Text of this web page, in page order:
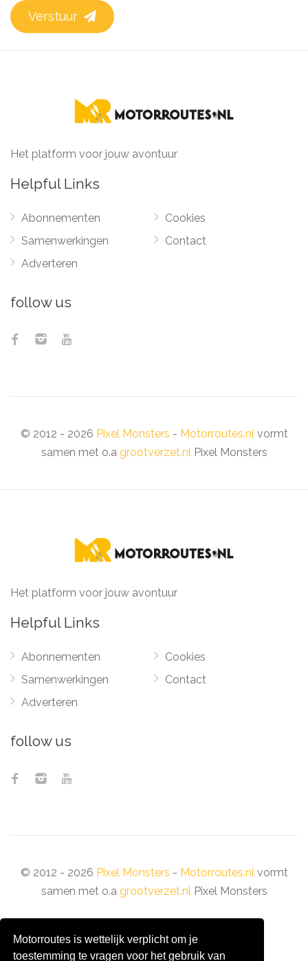
Motorroutes is wettelijk verplicht om je
toestemming te vragen voor het gebruik van
Verstuur
Het platform voor jouw avontuur
Helpful Links
Abonnementen
Samenwerkingen
Adverteren
Cookies
Contact
follow us
© 2012 - 2026 Pixel Monsters - Motorroutes.nlvormt
samen met o.a grootverzet.nlPixel Monsters
Het platform voor jouw avontuur
Helpful Links
Abonnementen
Samenwerkingen
Adverteren
Cookies
Contact
follow us
© 2012 - 2026 Pixel Monsters - Motorroutes.nlvormt
samen met o.a grootverzet.nlPixel Monsters